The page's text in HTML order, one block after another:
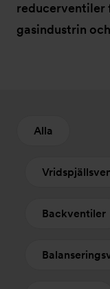
reducerventiler
gasindustrin
Alla
Backventiler